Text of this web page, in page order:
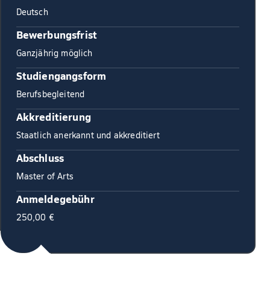
Deutsch
Bewerbungsfrist
Ganzjährig möglich
Studiengangsform
Berufsbegleitend
Akkreditierung
Staatlich anerkannt und akkreditiert
Abschluss
Master of Arts
Anmeldegebühr
250,00 €